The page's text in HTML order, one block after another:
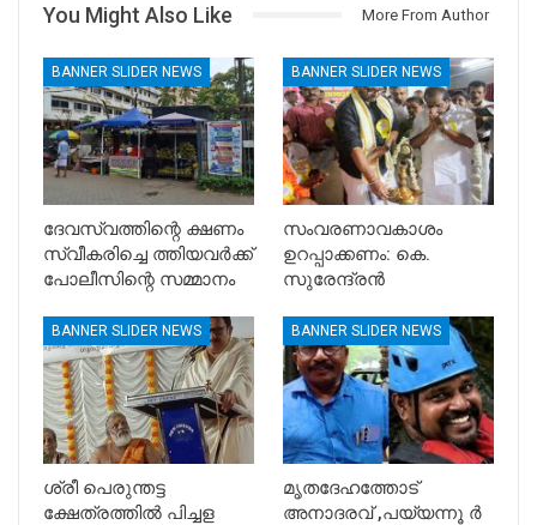
You Might Also Like More From Author
BANNER SLIDER NEWS
ദേവസ്വത്തിന്റെ ക്ഷണം
സ്വീകരിച്ചെ ത്തിയവർക്ക്
പോലീസിന്റെ സമ്മാനം
BANNER SLIDER NEWS
സംവരണാവകാശം
ഉറപ്പാക്കണം: കെ.
സുരേന്ദ്രൻ
BANNER SLIDER NEWS
ശ്രീ പെരുന്തട്ട
ക്ഷേത്രത്തിൽ പിച്ചള
BANNER SLIDER NEWS
മൃതദേഹത്തോട്
അനാദരവ് ,പയ്യന്നൂ ർ